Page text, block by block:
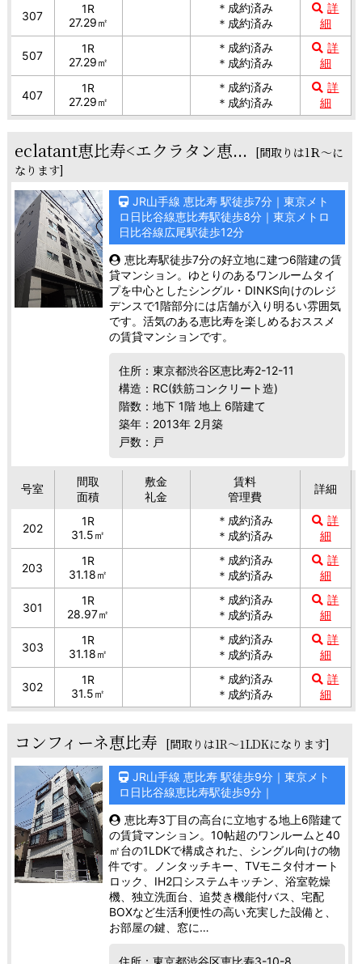
307
1R
27.29㎡
＊成約済み
＊成約済み
詳
細
507
1R
27.29㎡
＊成約済み
＊成約済み
詳
細
407
1R
27.29㎡
＊成約済み
＊成約済み
詳
細
eclatant恵比寿<エクラタン恵... [間取りは1Ｒ～に
なります]
JR山手線 恵比寿 駅徒歩7分｜東京メト
ロ日比谷線恵比寿駅徒歩8分｜東京メトロ
日比谷線広尾駅徒歩12分
恵比寿駅徒歩7分の好立地に建つ6階建の賃
貸マンション。ゆとりのあるワンルームタイ
プを中心としたシングル・DINKS向けのレジ
デンスで1階部分には店舗が入り明るい雰囲気
です。活気のある恵比寿を楽しめるおススメ
の賃貸マンションです。
住所：東京都渋谷区恵比寿2-12-11
構造：RC(鉄筋コンクリート造)
階数：地下 1階 地上 6階建て
築年：2013年 2月築
戸数：戸
号室
間取
面積
敷金
礼金
賃料
管理費
詳細
202
1R
31.5㎡
＊成約済み
＊成約済み
詳
細
203
1R
31.18㎡
＊成約済み
＊成約済み
詳
細
301
1R
28.97㎡
＊成約済み
＊成約済み
詳
細
303
1R
31.18㎡
＊成約済み
＊成約済み
詳
細
302
1R
31.5㎡
＊成約済み
＊成約済み
詳
細
コンフィーネ恵比寿 [間取りは1R～1LDKになります]
JR山手線 恵比寿 駅徒歩9分｜東京メト
ロ日比谷線恵比寿駅徒歩9分｜
恵比寿3丁目の高台に立地する地上6階建て
の賃貸マンション。10帖超のワンルームと40
㎡台の1LDKで構成された、シングル向けの物
件です。ノンタッチキー、TVモニタ付オート
ロック、IH2口システムキッチン、浴室乾燥
機、独立洗面台、追焚き機能付バス、宅配
BOXなど生活利便性の高い充実した設備と、
お部屋の鍵、窓に…